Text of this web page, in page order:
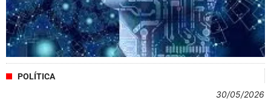
POLÍTICA
30/05/2026